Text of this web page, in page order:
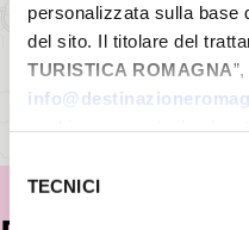
personalizzata sulla base
del sito. Il titolare del
TURISTICA ROMAGNA
gestire le tue preferenze
Qualora acconsenti a
Selezione
del
consenso
TECNICI